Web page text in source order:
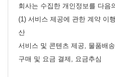
회사는 수집한 개인정보를 다음
(1) 서비스 제공에 관한 계약 이
산
서비스 및 콘텐츠 제공, 물품배
구매 및 요금 결제, 요금추심